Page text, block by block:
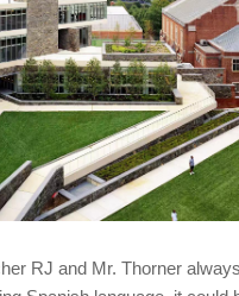
RJ and Mr. Thorner